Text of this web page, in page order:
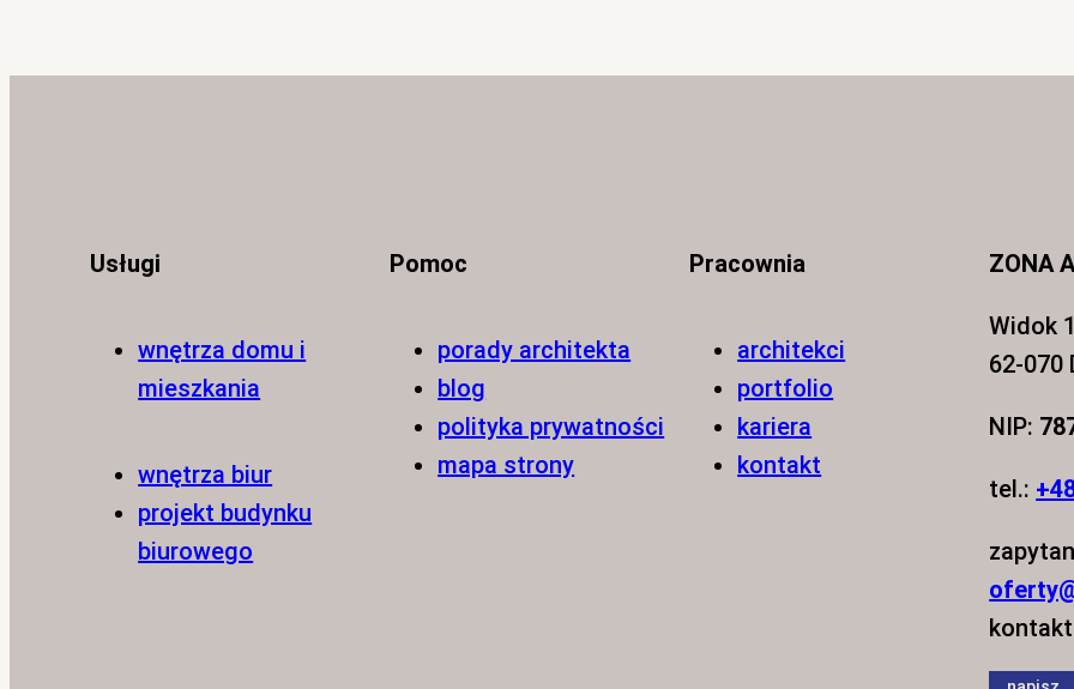
Usługi
wnętrza domu i
mieszkania
wnętrza biur
projekt budynku
biurowego
Pomoc
porady architekta
blog
polityka prywatności
mapa strony
Pracownia
architekci
portfolio
kariera
kontakt
ZONA
Widok
62-070
NIP:
tel.: